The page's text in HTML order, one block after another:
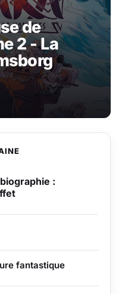
de
2 - La
:
fantastique